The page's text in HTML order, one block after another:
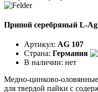
Припой серебряный L-
Артикул: AG 107
Страна: Германия
В наличии: нет
Медно-цинково-
для твердой пайки с